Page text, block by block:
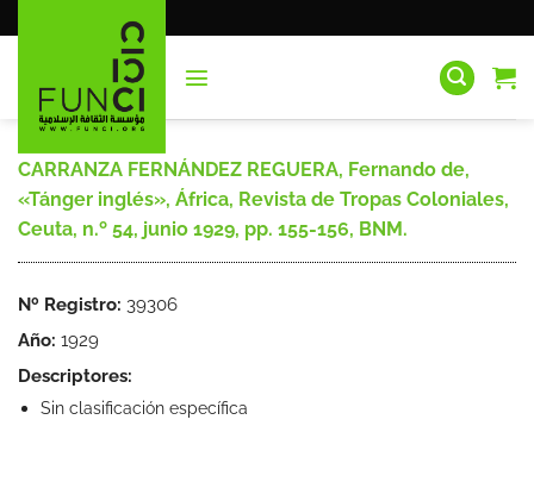
al
CARRANZA FERNÁNDEZ REGUERA, Fernando de,
«Tánger inglés», África, Revista de Tropas Coloniales,
Ceuta, n.º 54, junio 1929, pp. 155-156, BNM.
Nº Registro: 39306
Año: 1929
Descriptores:
Sin clasificación específica